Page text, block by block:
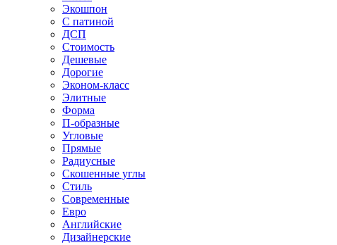
Экошпон
С патиной
ДСП
Стоимость
Дешевые
Дорогие
Эконом-класс
Элитные
Форма
П-образные
Угловые
Прямые
Радиусные
Скошенные углы
Стиль
Современные
Евро
Английские
Дизайнерские